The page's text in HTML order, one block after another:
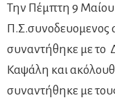
Την Πέμπτη 9
Π.Σ.συνοδευομενος
συναντήθηκε με
Καψάλη και
συναντήθηκε με